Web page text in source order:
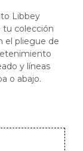
Libbey
tu colección
el pliegue de
y líneas
o abajo.